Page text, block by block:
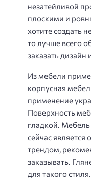
незатейливой
плоскими и
хотите создать
то лучше всего
заказать дизайн
Из мебели
корпусная
применение
Поверхность
гладкой. Мебель
сейчас
трендом,
заказывать.
для такого